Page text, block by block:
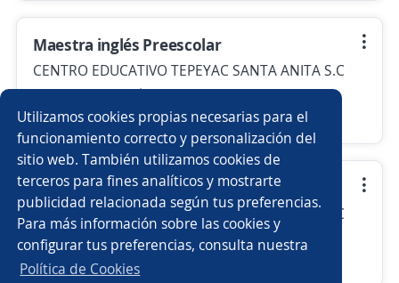
Utilizamos cookies propias necesarias para el
funcionamiento correcto y personalización del
sitio web. También utilizamos cookies de
terceros para fines analíticos y mostrarte
publicidad relacionada según tus preferencias.
Para más información sobre las cookies y
configurar tus preferencias, consulta nuestra
Política de Cookies
Maestra inglés Preescolar
CENTRO EDUCATIVO TEPEYAC SANTA ANITA S.C
Tlajomulco de Zúñiga, Jalisco
Más de 30 días
Maestra de Voleibol
CENTRO EDUCATIVO TEPEYAC SANTA ANITA S.C
Tlajomulco de Zúñiga, Jalisco
Más de 30 días